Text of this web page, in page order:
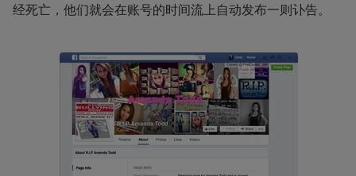
经死亡，他们就会在账号的时间流上自动发布一则讣告。